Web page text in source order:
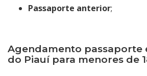
Passaporte anterior;
Agendamento passaporte
do Piauí para menores de